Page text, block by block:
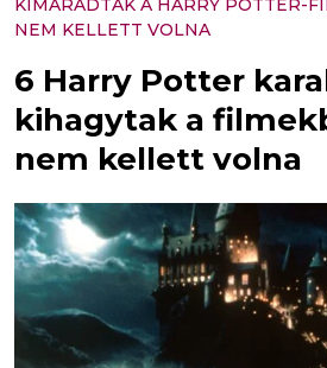
KIMARADTAK A HARRY POTTER-
NEM KELLETT VOLNA
6 Harry Potter
kihagytak a
nem kellett volna